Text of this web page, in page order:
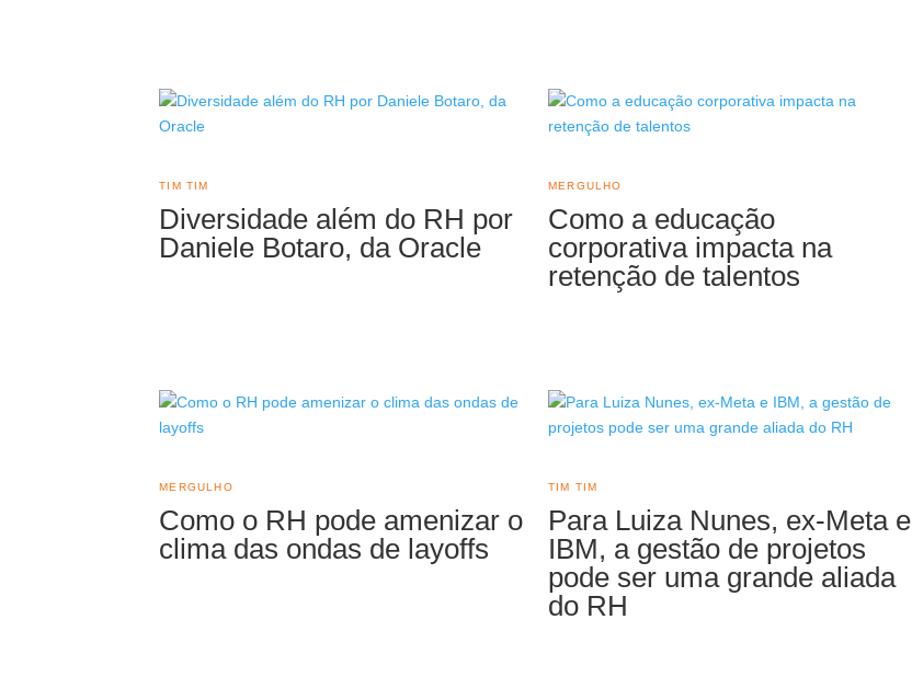
Diversidade além do RH por
Daniele Botaro, da Oracle
TIM TIM
Como a educação
corporativa impacta na
retenção de talentos
MERGULHO
Como o RH pode amenizar o
clima das ondas de layoffs
MERGULHO
Para Luiza Nunes, ex-Meta e
IBM, a gestão de projetos
pode ser uma grande aliada
do RH
TIM TIM